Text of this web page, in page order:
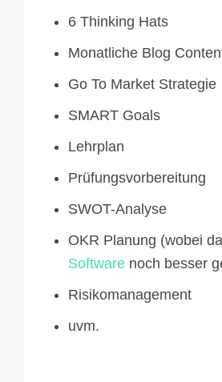
6 Thinking Hats
Monatliche Blog
Go To Market Strategie
SMART Goals
Lehrplan
Prüfungsvorbereitung
SWOT-Analyse
OKR Planung (wobei
Software noch besser
Risikomanagement
uvm.